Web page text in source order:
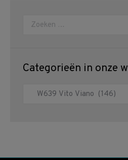
Zoeken:
Categorieën in onze